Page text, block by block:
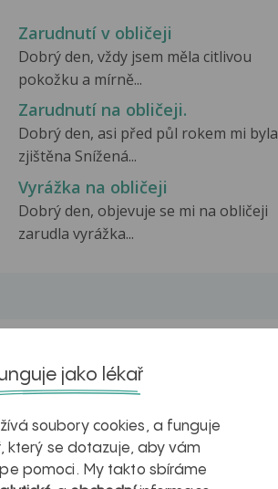
Zarudnutí v obličeji
Dobrý den, vždy jsem měla citlivou
pokožku a mírně...
Zarudnutí na obličeji.
Dobrý den, asi před půl rokem mi byla
zjištěna Snížená...
Vyrážka na obličeji
Dobrý den, objevuje se mi na obličeji
zarudla vyrážka...
játra?
jako lékař
soubory cookies, a funguje
který se dotazuje, aby vám
pomoci. My takto sbíráme